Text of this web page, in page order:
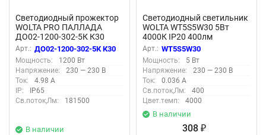
Светодиодный прожектор
WOLTA PRO ПАЛЛАДА
ДО02-1200-302-5К К30
Прозрачный
Арт.: ДО02-1200-302-5К К30
Мощность:
1200 Вт
Напряжение:
230 — 230 В
Ток:
4.98 А
IP:
IP65
Св.поток,Лм:
181500
В наличии
Светодиодный светильник
WOLTA WT5S5W30 5Вт
4000К IP20 400лм
соединяемый в линию
Арт.: WT5S5W30
Мощность:
5 Вт
Напряжение:
230 — 230 В
Ток:
0.036 А
Св.поток,Лм:
400
Цвет.темп:
4000
В наличии
308 ₽